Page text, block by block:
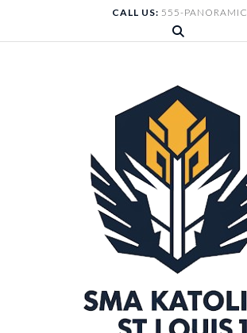
content
CALL US: 555-PANORAMIC